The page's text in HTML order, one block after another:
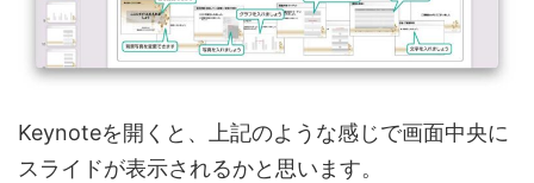
Keynoteを開くと、上記のような感じで画面中央に
スライドが表示されるかと思います。